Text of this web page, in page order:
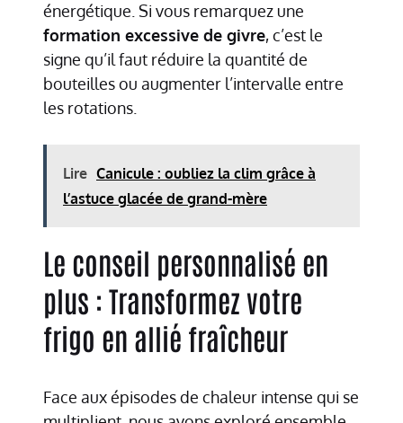
énergétique. Si vous remarquez une
formation excessive de givre, c’est le
signe qu’il faut réduire la quantité de
bouteilles ou augmenter l’intervalle entre
les rotations.
Lire Canicule : oubliez la clim grâce à
l’astuce glacée de grand-mère
Le conseil personnalisé en
plus : Transformez votre
frigo en allié fraîcheur
Face aux épisodes de chaleur intense qui se